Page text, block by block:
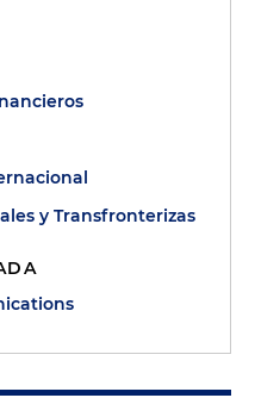
y Transfronterizas